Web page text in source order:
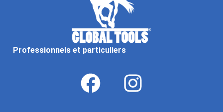
Professionnels et particuliers